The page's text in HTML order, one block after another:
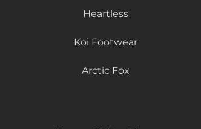
Heartless
Koi Footwear
Arctic Fox